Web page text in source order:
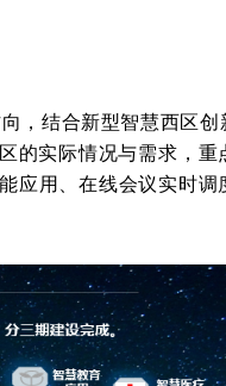
，结合新型智慧西区
的实际情况与需求，重
应用、在线会议实时调